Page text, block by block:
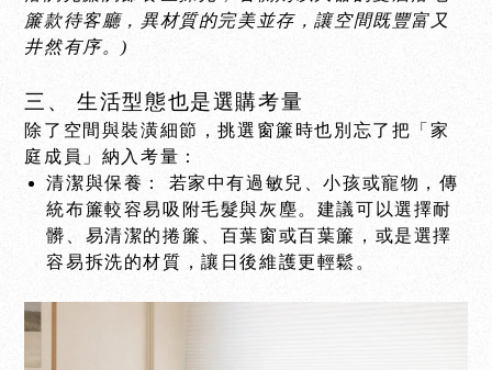
簾款待客廳，異材質的完美並存，讓空間既豐富又
井然有序。)
三、 生活型態也是選購考量
除了空間與裝潢細節，挑選窗簾時也別忘了把「家
庭成員」納入考量：
清潔與保養： 若家中有過敏兒、小孩或寵物，傳
統布簾較容易吸附毛髮與灰塵。建議可以選擇耐
髒、易清潔的捲簾、百葉窗或百葉簾，或是選擇
容易拆洗的材質，讓日後維護更輕鬆。